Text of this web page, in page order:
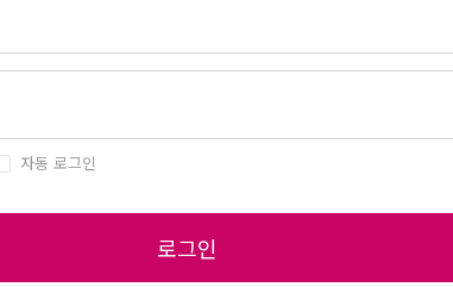
자동 로그인
로그인